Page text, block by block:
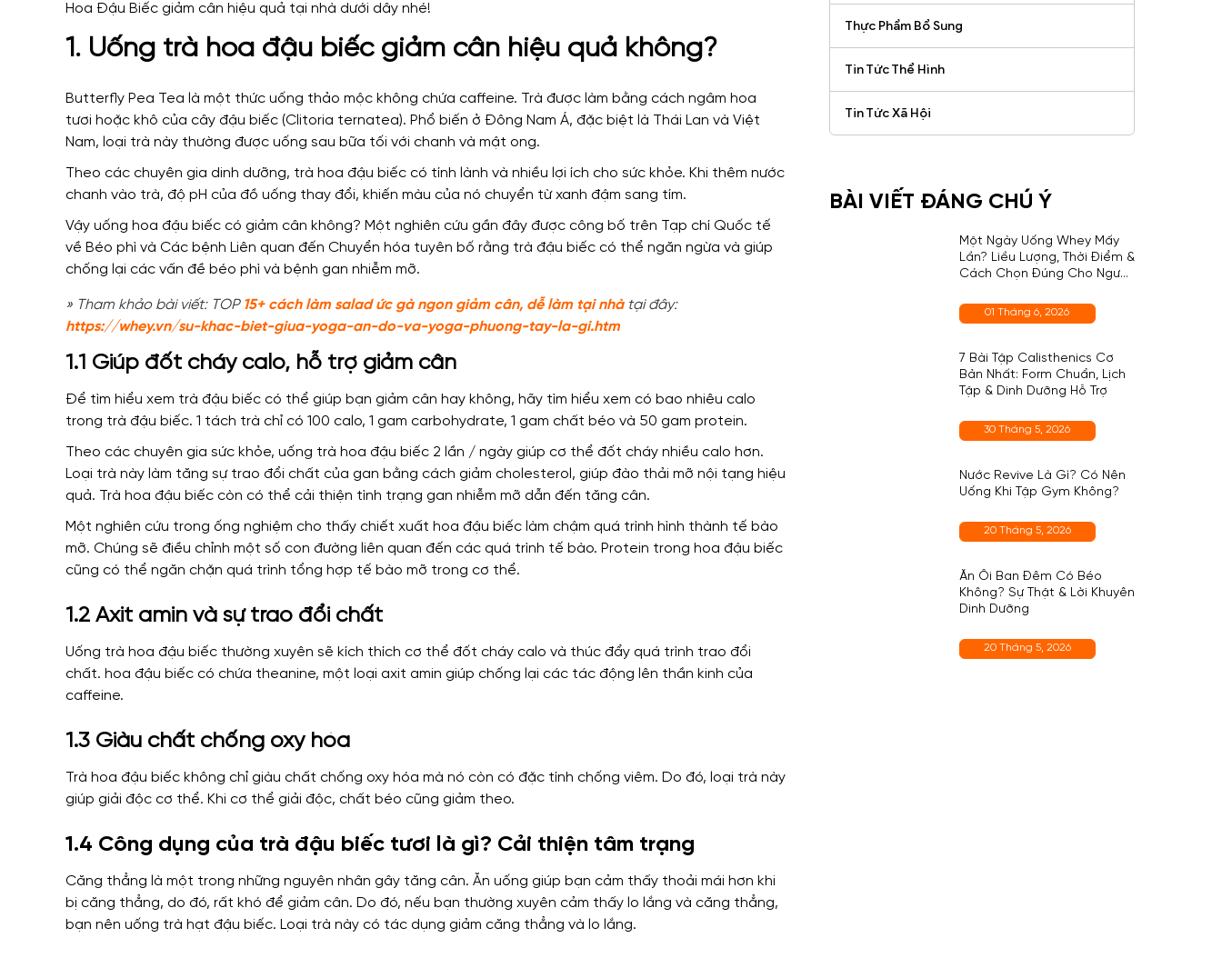
Hoa Đậu Biếc giảm cân hiệu quả tại nhà dưới dây nhé!
1. Uống trà hoa đậu biếc giảm cân hiệu quả không?
Butterfly Pea Tea là một thức uống thảo mộc không chứa caffeine. Trà được làm bằng cách ngâm hoa
tươi hoặc khô của cây đậu biếc (Clitoria ternatea). Phổ biến ở Đông Nam Á, đặc biệt là Thái Lan và Việt
Nam, loại trà này thường được uống sau bữa tối với chanh và mật ong.
Theo các chuyên gia dinh dưỡng, trà hoa đậu biếc có tính lành và nhiều lợi ích cho sức khỏe. Khi thêm nước
chanh vào trà, độ pH của đồ uống thay đổi, khiến màu của nó chuyển từ xanh đậm sang tím.
Vậy uống hoa đậu biếc có giảm cân không? Một nghiên cứu gần đây được công bố trên Tạp chí Quốc tế
về Béo phì và Các bệnh Liên quan đến Chuyển hóa tuyên bố rằng trà đậu biếc có thể ngăn ngừa và giúp
chống lại các vấn đề béo phì và bệnh gan nhiễm mỡ.
» Tham khảo bài viết: TOP 15+ cách làm salad ức gà ngon giảm cân, dễ làm tại nhà tại đây:
https://whey.vn/su-khac-biet-giua-yoga-an-do-va-yoga-phuong-tay-la-gi.htm
1.1 Giúp đốt cháy calo, hỗ trợ giảm cân
Để tìm hiểu xem trà đậu biếc có thể giúp bạn giảm cân hay không, hãy tìm hiểu xem có bao nhiêu calo
trong trà đậu biếc. 1 tách trà chỉ có 100 calo, 1 gam carbohydrate, 1 gam chất béo và 50 gam protein.
Theo các chuyên gia sức khỏe, uống trà hoa đậu biếc 2 lần / ngày giúp cơ thể đốt cháy nhiều calo hơn.
Loại trà này làm tăng sự trao đổi chất của gan bằng cách giảm cholesterol, giúp đào thải mỡ nội tạng hiệu
quả. Trà hoa đậu biếc còn có thể cải thiện tình trạng gan nhiễm mỡ dẫn đến tăng cân.
Một nghiên cứu trong ống nghiệm cho thấy chiết xuất hoa đậu biếc làm chậm quá trình hình thành tế bào
mỡ. Chúng sẽ điều chỉnh một số con đường liên quan đến các quá trình tế bào. Protein trong hoa đậu biếc
cũng có thể ngăn chặn quá trình tổng hợp tế bào mỡ trong cơ thể.
1.2 Axit amin và sự trao đổi chất
Uống trà hoa đậu biếc thường xuyên sẽ kích thích cơ thể đốt cháy calo và thúc đẩy quá trình trao đổi
chất. hoa đậu biếc có chứa theanine, một loại axit amin giúp chống lại các tác động lên thần kinh của
caffeine.
1.3 Giàu chất chống oxy hóa
Trà hoa đậu biếc không chỉ giàu chất chống oxy hóa mà nó còn có đặc tính chống viêm. Do đó, loại trà này
giúp giải độc cơ thể. Khi cơ thể giải độc, chất béo cũng giảm theo.
1.4 Công dụng của trà đậu biếc tươi là gì? Cải thiện tâm trạng
Căng thẳng là một trong những nguyên nhân gây tăng cân. Ăn uống giúp bạn cảm thấy thoải mái hơn khi
bị căng thẳng, do đó, rất khó để giảm cân. Do đó, nếu bạn thường xuyên cảm thấy lo lắng và căng thẳng,
bạn nên uống trà hạt đậu biếc. Loại trà này có tác dụng giảm căng thẳng và lo lắng.
Thực Phẩm Bổ Sung
Tin Tức Thể Hình
Tin Tức Xã Hội
BÀI VIẾT ĐÁNG CHÚ Ý
Một Ngày Uống Whey Mấy
Lần? Liều Lượng, Thời Điểm &
Cách Chọn Đúng Cho Người
01 Tháng 6, 2026
7 Bài Tập Calisthenics Cơ
Bản Nhất: Form Chuẩn, Lịch
Tập & Dinh Dưỡng Hỗ Trợ
30 Tháng 5, 2026
Nước Revive Là Gì? Có Nên
Uống Khi Tập Gym Không?
20 Tháng 5, 2026
Ăn Ổi Ban Đêm Có Béo
Không? Sự Thật & Lời Khuyên
Dinh Dưỡng
20 Tháng 5, 2026